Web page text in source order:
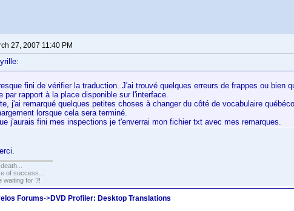
27, 2007 11:40 PM
fini de vérifier la traduction. J'ai trouvé quelques erreurs de frappes ou bien
par rapport à la place disponible sur l'interface.
j'ai remarqué quelques petites choses à changer du côté de vocabulaire
lorsque cela sera terminé.
j'aurais fini mes inspections je t'enverrai mon fichier txt avec mes remarques.
of success...
waiting for ?!
Forums->DVD Profiler: Desktop Translations